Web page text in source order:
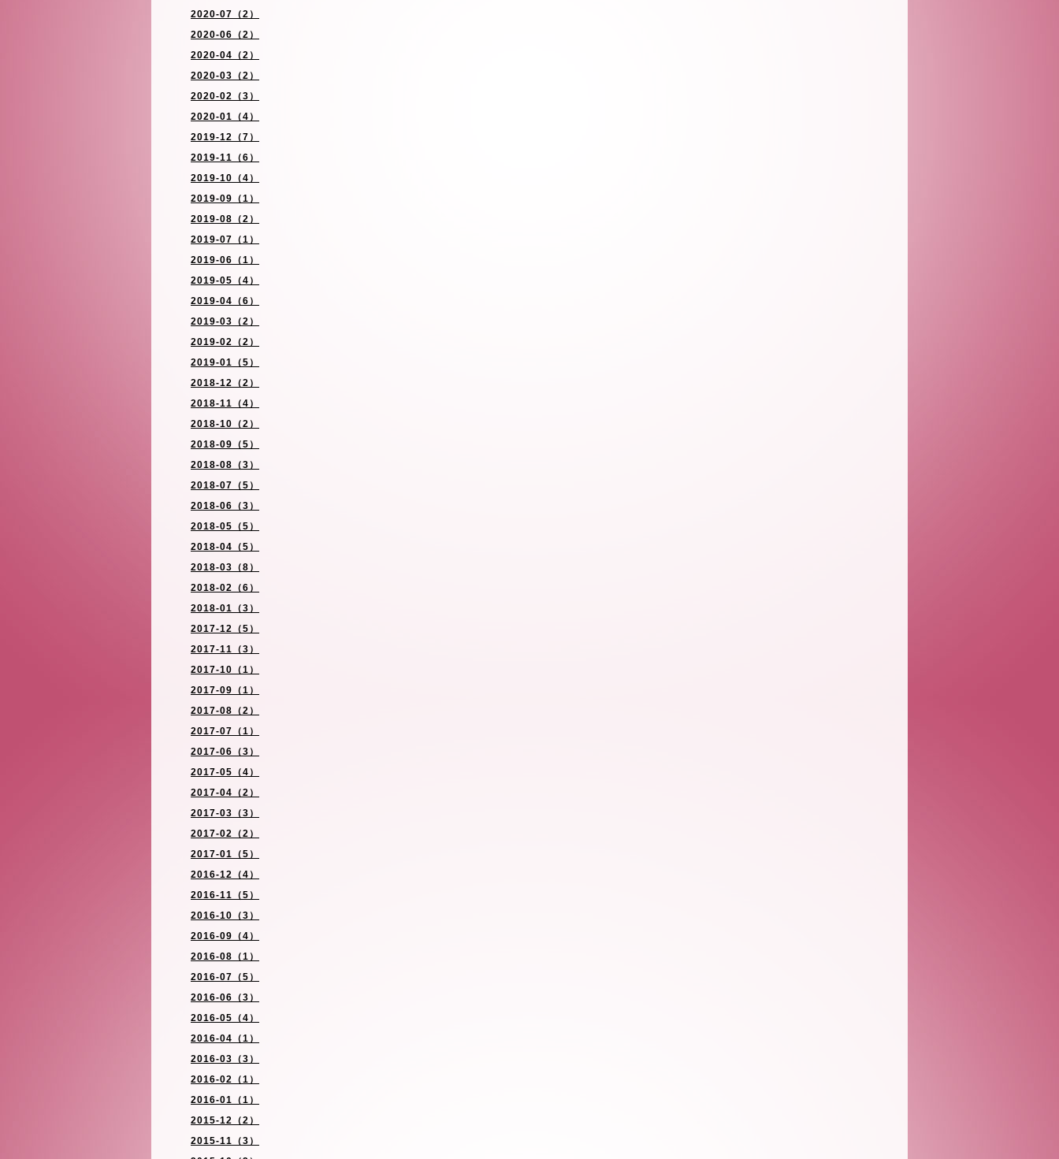
2020-07（2）
2020-06（2）
2020-04（2）
2020-03（2）
2020-02（3）
2020-01（4）
2019-12（7）
2019-11（6）
2019-10（4）
2019-09（1）
2019-08（2）
2019-07（1）
2019-06（1）
2019-05（4）
2019-04（6）
2019-03（2）
2019-02（2）
2019-01（5）
2018-12（2）
2018-11（4）
2018-10（2）
2018-09（5）
2018-08（3）
2018-07（5）
2018-06（3）
2018-05（5）
2018-04（5）
2018-03（8）
2018-02（6）
2018-01（3）
2017-12（5）
2017-11（3）
2017-10（1）
2017-09（1）
2017-08（2）
2017-07（1）
2017-06（3）
2017-05（4）
2017-04（2）
2017-03（3）
2017-02（2）
2017-01（5）
2016-12（4）
2016-11（5）
2016-10（3）
2016-09（4）
2016-08（1）
2016-07（5）
2016-06（3）
2016-05（4）
2016-04（1）
2016-03（3）
2016-02（1）
2016-01（1）
2015-12（2）
2015-11（3）